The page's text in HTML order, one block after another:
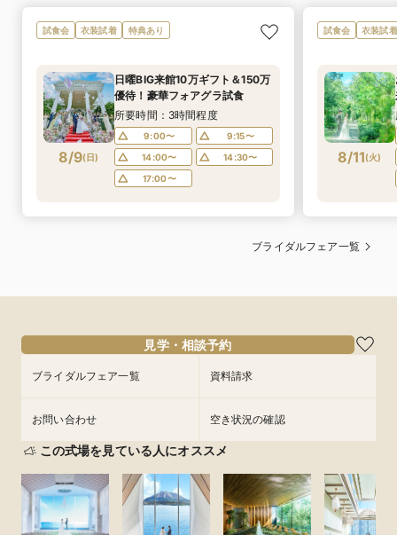
試食会 衣装試着 特典あり
8/9(日)
日曜BIG来館10万ギフト＆150万
優待！豪華フォアグラ試食
所要時間：3時間程度
9:00〜
9:15〜
14:00〜
14:30〜
17:00〜
試食会 衣装試着
8/11(火)
ブライダルフェア一覧
見学・相談予約
ブライダルフェア一覧 資料請求
お問い合わせ 空き状況の確認
この式場を見ている人にオススメ